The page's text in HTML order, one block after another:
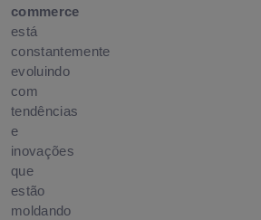
commerce
está
constantemente
evoluindo
com
tendências
e
inovações
que
estão
moldando